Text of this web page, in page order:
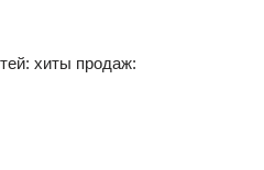
хиты продаж: